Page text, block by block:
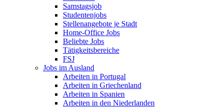
Samstagsjob
Studentenjobs
Stellenangebote je Stadt
Home-Office Jobs
Beliebte Jobs
Tätigkeitsbereiche
FSJ
Jobs im Ausland
Arbeiten in Portugal
Arbeiten in Griechenland
Arbeiten in Spanien
Arbeiten in den Niederlanden